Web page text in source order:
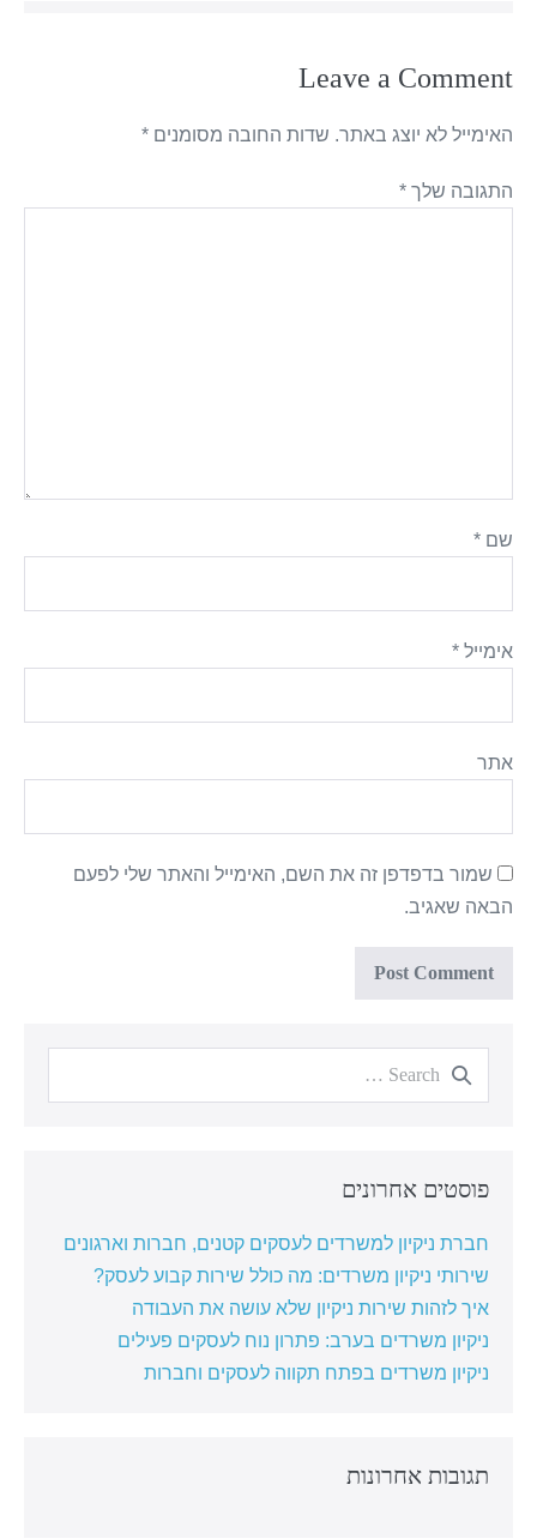
Leave a Comment
האימייל לא יוצג באתר. שדות החובה מסומנים *
התגובה שלך*
שם *
אימייל*
אתר
שמור בדפדפן זה את השם, האימייל והאתר שלי לפעם
הבאה שאגיב.
פוסטים אחרונים
חברת ניקיון למשרדים לעסקים קטנים, חברות וארגונים
שירותי ניקיון משרדים: מה כולל שירות קבוע לעסק?
איך לזהות שירות ניקיון שלא עושה את העבודה
ניקיון משרדים בערב: פתרון נוח לעסקים פעילים
ניקיון משרדים בפתח תקווה לעסקים וחברות
תגובות אחרונות